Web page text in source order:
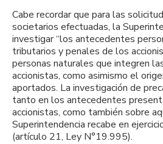
Cabe recordar que para las
societarios efectuadas, la
investigar “los antecedentes
tributarios y penales de los
personas naturales que integren
accionistas, como asimismo el
aportados. La investigación de
tanto en los antecedentes
accionistas, como también sobre
Superintendencia recabe en
(artículo 21, Ley N°19.995).